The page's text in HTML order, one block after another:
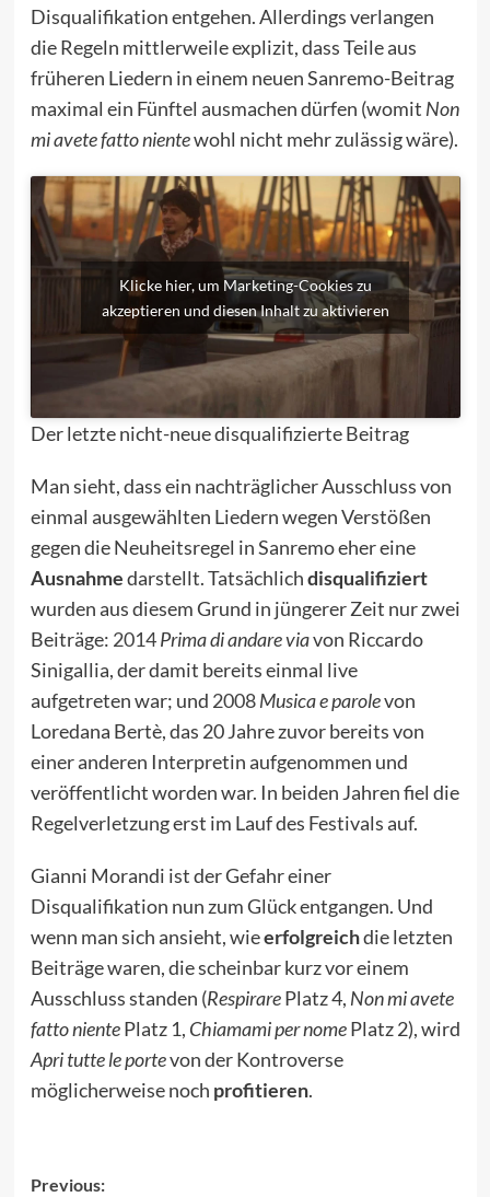
Disqualifikation entgehen. Allerdings verlangen
die Regeln mittlerweile explizit, dass Teile aus
früheren Liedern in einem neuen Sanremo-Beitrag
maximal ein Fünftel ausmachen dürfen (womit Non
mi avete fatto nientewohl nicht mehr zulässig wäre).
Klicke hier, um Marketing-Cookies zu
akzeptieren und diesen Inhalt zu aktivieren
Der letzte nicht-neue disqualifizierte Beitrag
Man sieht, dass ein nachträglicher Ausschluss von
einmal ausgewählten Liedern wegen Verstößen
gegen die Neuheitsregel in Sanremo eher eine
Ausnahmedarstellt. Tatsächlichdisqualifiziert
wurden aus diesem Grund in jüngerer Zeit nur zwei
Beiträge: 2014Prima di andare viavon Riccardo
Sinigallia, der damit bereits einmal live
aufgetreten war; und 2008 Musica e parolevon
Loredana Bertè, das 20 Jahre zuvor bereits von
einer anderen Interpretin aufgenommen und
veröffentlicht worden war. In beiden Jahren fiel die
Regelverletzung erst im Lauf des Festivals auf.
Gianni Morandi ist der Gefahr einer
Disqualifikation nun zum Glück entgangen. Und
wenn man sich ansieht, wieerfolgreichdie letzten
Beiträge waren, die scheinbar kurz vor einem
Ausschluss standen (RespirarePlatz 4, Non mi avete
fatto nientePlatz 1, Chiamami per nomePlatz 2), wird
Apri tutte le portevon der Kontroverse
möglicherweise noch profitieren.
Previous: